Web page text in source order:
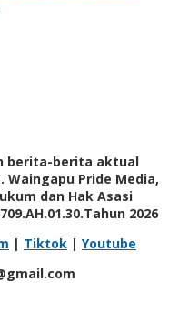
berita-berita aktual
Waingapu Pride Media,
dan Hak Asasi
2026
| Tiktok | Youtube